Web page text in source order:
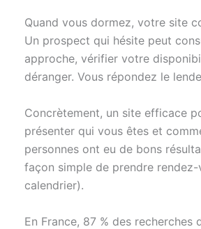
Quand vous dormez, votre site
Un prospect qui hésite peut
approche, vérifier votre
déranger. Vous répondez le
Concrètement, un site efficace
présenter qui vous êtes et
personnes ont eu de bons
façon simple de prendre
calendrier).
En France, 87 % des